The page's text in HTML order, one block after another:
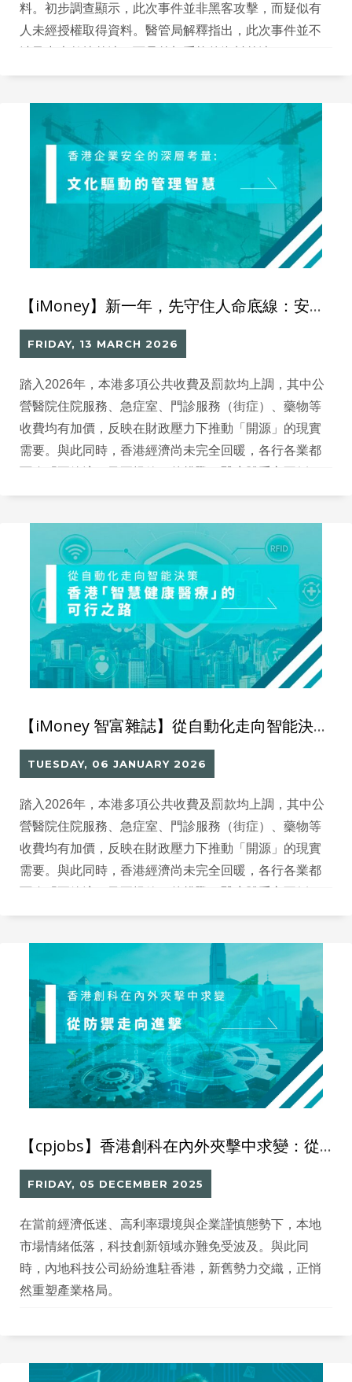
料。初步調查顯示，此次事件並非黑客攻擊，而疑似有
人未經授權取得資料。醫管局解釋指出，此次事件並不
【iMoney】新一年，先守住人命底線：安全管理不只是科技，而是人的責任
FRIDAY, 13 MARCH 2026
踏入2026年，本港多項公共收費及罰款均上調，其中公
營醫院住院服務、急症室、門診服務（街症）、藥物等
收費均有加價，反映在財政壓力下推動「開源」的現實
需要。與此同時，香港經濟尚未完全回暖，各行各業都
外。前線人手緊張，加上人口老化帶來的醫療需求持續
極推動「智慧醫療」（Smart Health Care），希望透過
數碼化、自動化及AI技術提升整體服務效率與準確度。
【iMoney 智富雜誌】從自動化走向智能決策：香港「智慧健康醫療」的可行之路
TUESDAY, 06 JANUARY 2026
踏入2026年，本港多項公共收費及罰款均上調，其中公
營醫院住院服務、急症室、門診服務（街症）、藥物等
收費均有加價，反映在財政壓力下推動「開源」的現實
需要。與此同時，香港經濟尚未完全回暖，各行各業都
外。前線人手緊張，加上人口老化帶來的醫療需求持續
極推動「智慧醫療」（Smart Health Care），希望透過
數碼化、自動化及AI技術提升整體服務效率與準確度。
【cpjobs】香港創科在內外夾擊中求變：從防禦走向進擊
FRIDAY, 05 DECEMBER 2025
在當前經濟低迷、高利率環境與企業謹慎態勢下，本地
市場情緒低落，科技創新領域亦難免受波及。與此同
時，內地科技公司紛紛進駐香港，新舊勢力交織，正悄
然重塑產業格局。